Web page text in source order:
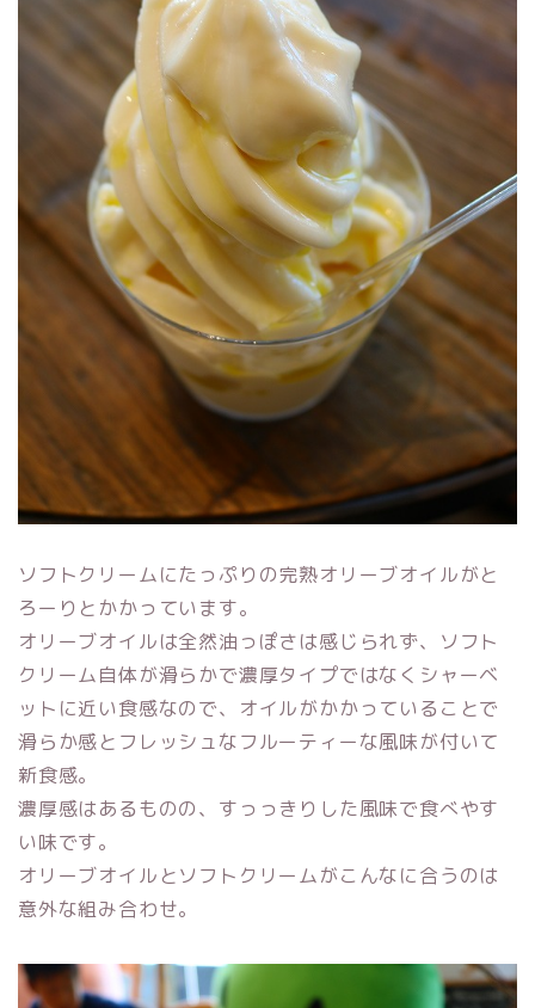
ソフトクリームにたっぷりの完熟オリーブオイルがと
ろーりとかかっています。
オリーブオイルは全然油っぽさは感じられず、ソフト
クリーム自体が滑らかで濃厚タイプではなくシャーベ
ットに近い食感なので、オイルがかかっていることで
滑らか感とフレッシュなフルーティーな風味が付いて
新食感。
濃厚感はあるものの、すっっきりした風味で食べやす
い味です。
オリーブオイルとソフトクリームがこんなに合うのは
意外な組み合わせ。